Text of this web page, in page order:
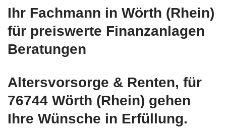
Ihr Fachmann in Wörth (Rhein)
für preiswerte Finanzanlagen
Beratungen
Altersvorsorge & Renten, für
76744 Wörth (Rhein) gehen
Ihre Wünsche in Erfüllung.